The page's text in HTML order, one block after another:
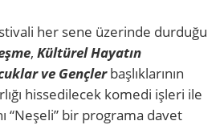
her sene üzerinde durduğu
, Kültürel Hayatın
ve Gençlerbaşlıklarının
hissedilecek komedi işleri ile
“Neşeli” bir programa davet